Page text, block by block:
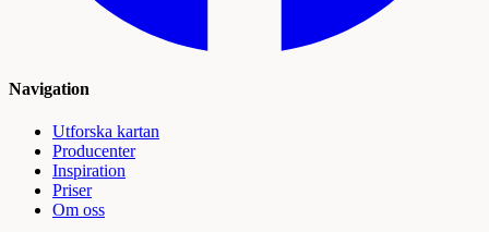
Navigation
Utforska kartan
Producenter
Inspiration
Priser
Om oss